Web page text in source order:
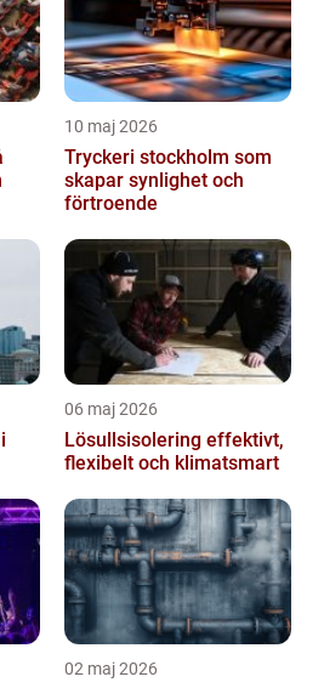
10 maj 2026
Tryckeri stockholm som
skapar synlighet och
förtroende
06 maj 2026
Lösullsisolering effektivt,
flexibelt och klimatsmart
02 maj 2026